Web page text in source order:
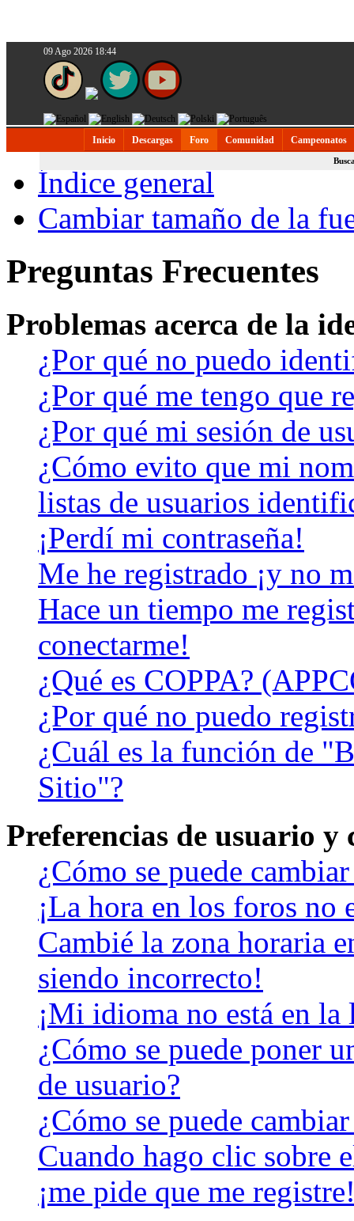
09 Ago 2026 18:44
Inicio Descargas Foro Comunidad Campeonatos
Índice general
Cambiar tamaño de la
Preguntas Frecuentes
Problemas acerca de la
¿Por qué no puedo
¿Por qué me tengo que
¿Por qué mi sesión de
¿Cómo evito que mi
listas de usuarios
¡Perdí mi contraseña!
Me he registrado ¡y no
Hace un tiempo me
conectarme!
¿Qué es COPPA?
¿Por qué no puedo
¿Cuál es la función de
Sitio"?
Preferencias de usuario y
¿Cómo se puede
¡La hora en los foros no
Cambié la zona horaria
siendo incorrecto!
¡Mi idioma no está en la
¿Cómo se puede poner
de usuario?
¿Cómo se puede
Cuando hago clic sobre
¡me pide que me